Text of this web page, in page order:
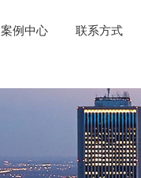
案例中心 联系方式